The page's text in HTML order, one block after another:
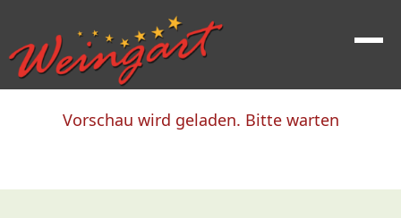
Vorschau wird geladen. Bitte warten